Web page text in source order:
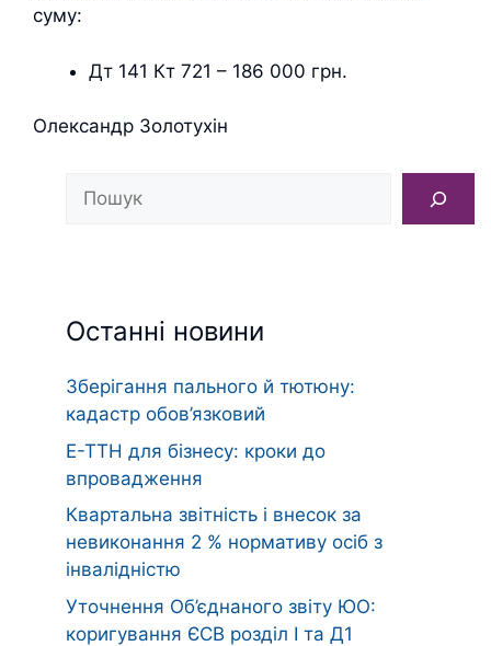
суму:
Дт 141 Кт 721 – 186 000 грн.
Олександр Золотухін
Пошук
Останні новини
Зберігання пального й тютюну:
кадастр обов’язковий
Е-ТТН для бізнесу: кроки до
впровадження
Квартальна звітність і внесок за
невиконання 2 % нормативу осіб з
інвалідністю
Уточнення Об’єднаного звіту ЮО:
коригування ЄСВ розділ І та Д1